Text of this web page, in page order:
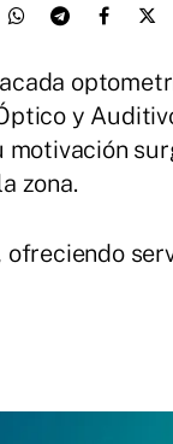
y
motivación
zona.